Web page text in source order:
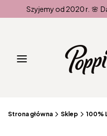
Szyjemy od 2020 r. 🌸
Menu
Strona główna Sklep 100%